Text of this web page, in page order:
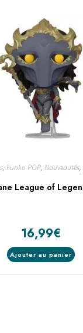
, Funko POP, Nouveautés,
League of
16,99€
Ajouter au panier